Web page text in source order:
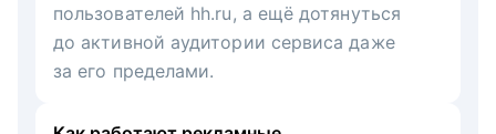
пользователей hh.ru, а ещё дотянуться
до активной аудитории сервиса даже
за его пределами.